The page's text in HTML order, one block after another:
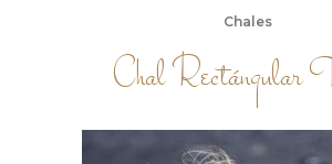
Chales
Chal Rectángular